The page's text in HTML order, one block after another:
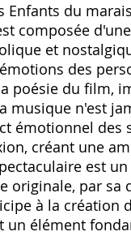
Enfants du
composée
et
des
poésie du film‚
musique n'est
émotionnel
créant une
est
originale‚ par
à la création
un élément